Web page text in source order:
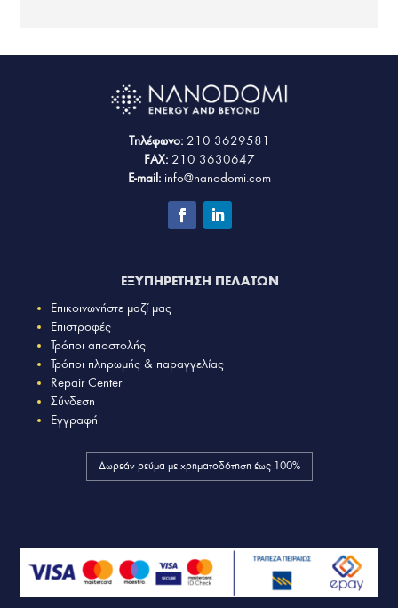
Τηλέφωνο: 210 3629581
FAX: 210 3630647
E-mail: info@nanodomi.com
ΕΞΥΠΗΡΕΤΗΣΗ ΠΕΛΑΤΩΝ
Επικοινωνήστε μαζί μας
Επιστροφές
Τρόποι αποστολής
Τρόποι πληρωμής & παραγγελίας
Repair Center
Σύνδεση
Εγγραφή
Δωρεάν ρεύμα με χρηματοδότηση έως 100%